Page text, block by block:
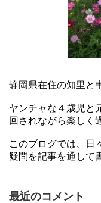
静岡県在住の知里と
ヤンチャな４歳児と
回されながら楽しく
このブログでは、日
疑問を記事を通して
最近のコメント